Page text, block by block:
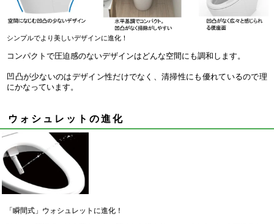
シンプルでより美しいデザインに進化！
コンパクトで圧迫感のないデザインはどんな空間にも調和します。
凹凸が少ないのはデザイン性だけでなく、清掃性にも優れているので理
にかなっています。
ウォシュレットの進化
「瞬間式」ウォシュレットに進化！